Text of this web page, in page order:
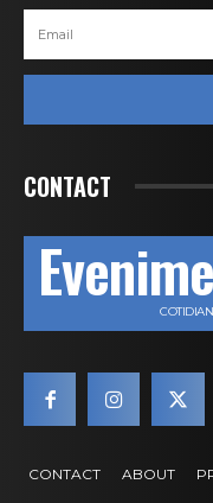
CONTACT
CONTACT ABOUT